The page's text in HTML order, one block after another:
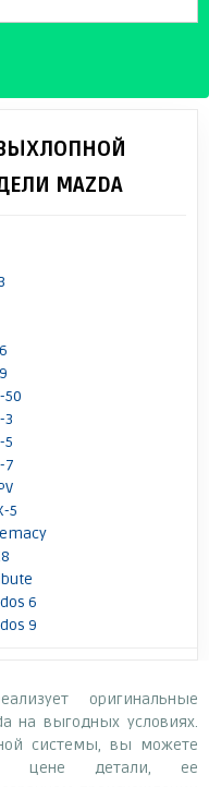
MAZDA
50
3
5
7
5
6
9
оригинальные
на выгодных условиях.
системы, вы можете
цене детали, ее